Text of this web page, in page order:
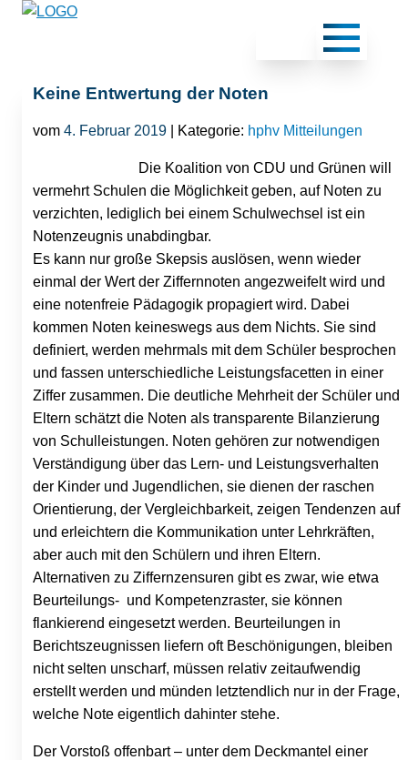
Keine Entwertung der Noten
vom 4. Februar 2019 | Kategorie: hphv Mitteilungen
Die Koalition von CDU und Grünen will
vermehrt Schulen die Möglichkeit geben, auf Noten zu
verzichten, lediglich bei einem Schulwechsel ist ein
Notenzeugnis unabdingbar.
Es kann nur große Skepsis auslösen, wenn wieder
einmal der Wert der Ziffernnoten angezweifelt wird und
eine notenfreie Pädagogik propagiert wird. Dabei
kommen Noten keineswegs aus dem Nichts. Sie sind
definiert, werden mehrmals mit dem Schüler besprochen
und fassen unterschiedliche Leistungsfacetten in einer
Ziffer zusammen. Die deutliche Mehrheit der Schüler und
Eltern schätzt die Noten als transparente Bilanzierung
von Schulleistungen. Noten gehören zur notwendigen
Verständigung über das Lern- und Leistungsverhalten
der Kinder und Jugendlichen, sie dienen der raschen
Orientierung, der Vergleichbarkeit, zeigen Tendenzen auf
und erleichtern die Kommunikation unter Lehrkräften,
aber auch mit den Schülern und ihren Eltern.
Alternativen zu Ziffernzensuren gibt es zwar, wie etwa
Beurteilungs- und Kompetenzraster, sie können
flankierend eingesetzt werden. Beurteilungen in
Berichtszeugnissen liefern oft Beschönigungen, bleiben
nicht selten unscharf, müssen relativ zeitaufwendig
erstellt werden und münden letztendlich nur in der Frage,
welche Note eigentlich dahinter stehe.
Der Vorstoß offenbart – unter dem Deckmantel einer